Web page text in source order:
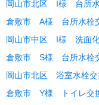
岡山市北区 I様 台所水
倉敷市 A様 台所水栓
岡山市中区 I様 洗面化
倉敷市 S様 台所水栓
岡山市北区 浴室水栓交
倉敷市 Y様 トイレ交